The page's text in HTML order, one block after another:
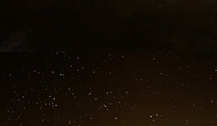
Ce nom glaçant résume à lui seul la nature
de violences pédocriminelles, échangées
numériques conçues pour échapper à toute
cryptomonnaies rendait les transactions
pour les services d’enquête spécialisés.
Ordinateur portable affichant des transactions